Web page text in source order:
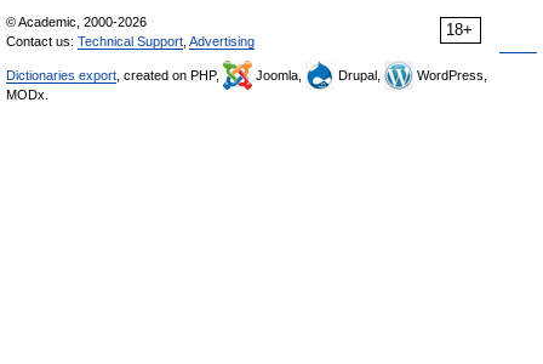
18+
© Academic, 2000-2026
Contact us: Technical Support Advertising
Dictionaries export , created on PHP, Joomla, Drupal,
WordPress,
MODx.